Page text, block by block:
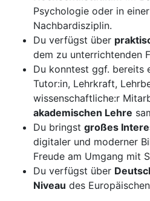
Psychologie oder in
Nachbardisziplin.
Du verfügst über
dem zu unterrichtenden
Du konntest ggf. bereits
Tutor:in, Lehrkraft,
wissenschaftliche:r
akademischen Lehre
Du bringst großes
digitaler und moderner
Freude am Umgang mit
Du verfügst über
Niveau des